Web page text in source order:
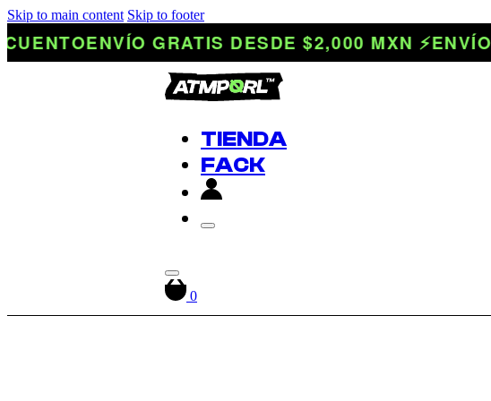
Skip to main content Skip to footer
ENVÍO GRATIS DESDE $2,000 MXN ⚡ENVÍO
TIENDA
FACK
0